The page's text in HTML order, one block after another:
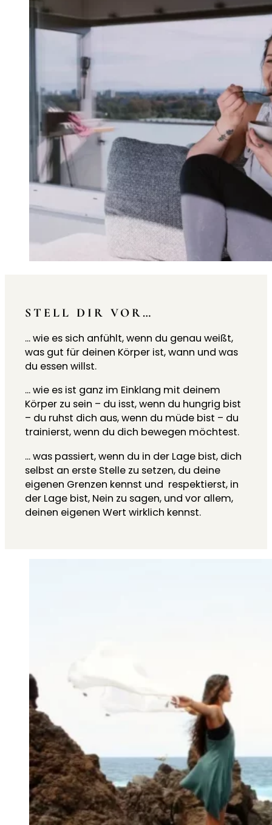
STELL DIR VOR…
… wie es sich anfühlt, wenn du genau weißt,
was gut für deinen Körper ist, wann und was
du essen willst.
… wie es ist ganz im Einklang mit deinem
Körper zu sein – du isst, wenn du hungrig bist
– du ruhst dich aus, wenn du müde bist – du
trainierst, wenn du dich bewegen möchtest.
… was passiert, wenn du in der Lage bist, dich
selbst an erste Stelle zu setzen, du deine
eigenen Grenzen kennst und respektierst, in
der Lage bist, Nein zu sagen, und vor allem,
deinen eigenen Wert wirklich kennst.